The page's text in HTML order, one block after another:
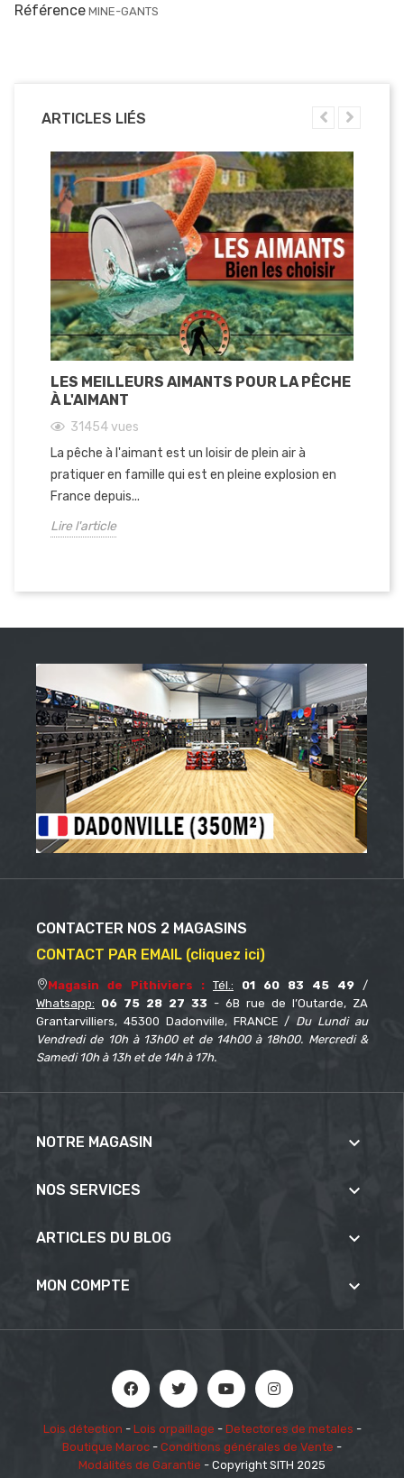
Référence MINE-GANTS
ARTICLES LIÉS
LES MEILLEURS AIMANTS POUR LA PÊCHE
À L'AIMANT
31454vues
La pêche à l'aimant est un loisir de plein air à
pratiquer en famille qui est en pleine explosion en
France depuis...
Lire l'article
CONTACTER NOS 2 MAGASINS
CONTACT PAR EMAIL (cliquez ici)
Magasin de Pithiviers : Tél.: 01 60 83 45 49 /
Whatsapp: 06 75 28 27 33 - 6B rue de l’Outarde, ZA
Grantarvilliers, 45300 Dadonville, FRANCE / Du Lundi au
Vendredi de 10h à 13h00 et de 14h00 à 18h00. Mercredi &
Samedi 10h à 13h et de 14h à 17h.
NOTRE MAGASIN 
NOS SERVICES 
ARTICLES DU BLOG 
MON COMPTE 
Lois détection - Lois orpaillage - Detectores de metales -
Boutique Maroc - Conditions générales de Vente -
Modalités de Garantie - Copyright SITH 2025